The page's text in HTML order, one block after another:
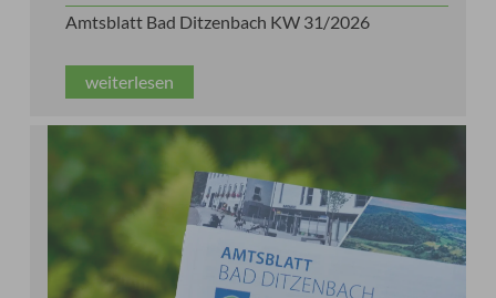
Amtsblatt Bad Ditzenbach KW 31/2026
weiterlesen